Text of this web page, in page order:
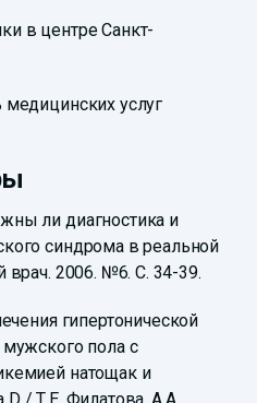
в центре Санкт-
медицинских услуг
ли диагностика и
синдрома в реальной
врач. 2006. №6. С. 34-39.
гипертонической
пола с
натощак и
/ Т.Е. Филатова, А.А.